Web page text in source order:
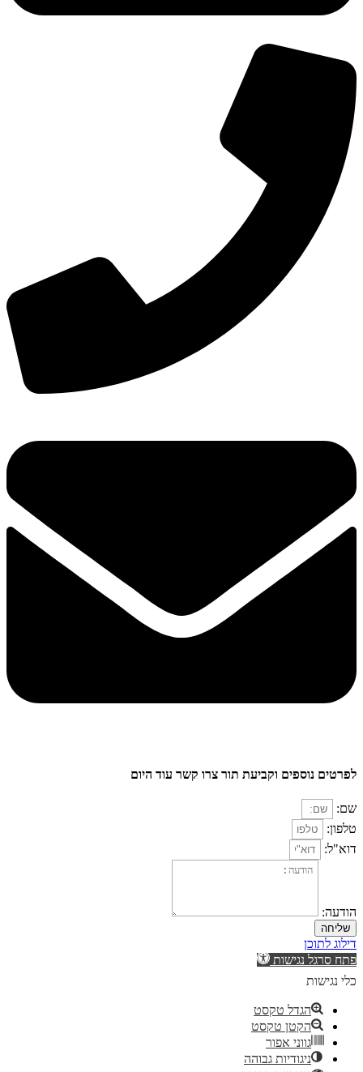
לפרטים נוספים וקביעת תור צרו קשר עוד היום
שם:
טלפון:
דוא"ל:
הודעה:
שליחה
דילוג לתוכן
פתח סרגל נגישות
כלי נגישות
הגדל טקסט
הקטן טקסט
גווני אפור
ניגודיות גבוהה